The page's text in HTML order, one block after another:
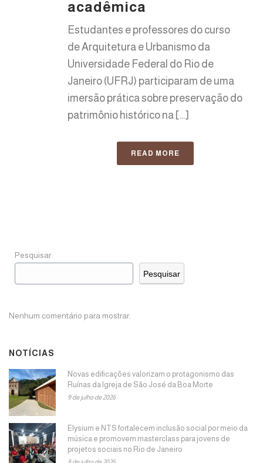
acadêmica
Estudantes e professores do curso
de Arquitetura e Urbanismo da
Universidade Federal do Rio de
Janeiro (UFRJ) participaram de uma
imersão prática sobre preservação do
patrimônio histórico na [...]
READ MORE
Pesquisar
Pesquisar
Nenhum comentário para mostrar.
NOTÍCIAS
Novas edificações valorizam o protagonismo das
Ruínas da Igreja de São José da Boa Morte
9 de julho de 2026
Elysium e NTS fortalecem inclusão social por meio da
música e promovem masterclass para jovens de
projetos sociais no Rio de Janeiro